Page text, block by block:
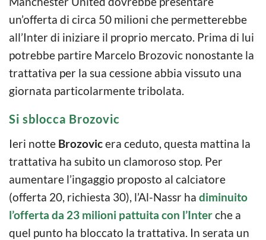
un’offerta di circa 50 milioni che permetterebbe
all’Inter di iniziare il proprio mercato. Prima di lui
potrebbe partire Marcelo Brozovic nonostante la
trattativa per la sua cessione abbia vissuto una
giornata particolarmente tribolata.
Si sblocca Brozovic
Ieri notte Brozovicera ceduto, questa mattina la
trattativa ha subito un clamoroso stop. Per
aumentare l’ingaggio proposto al calciatore
(offerta 20, richiesta 30), l’Al-Nassr ha diminuito
l’offerta da 23 milioni pattuita con l’Interche a
quel punto ha bloccato la trattativa. In serata un